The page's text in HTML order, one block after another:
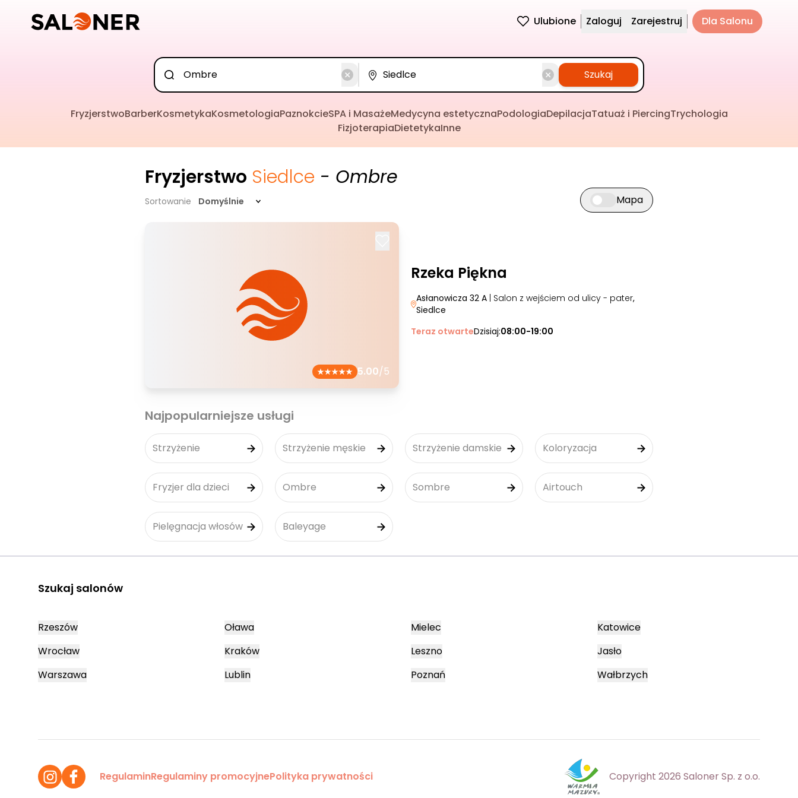
Ulubione Zaloguj Zarejestruj Dla Salonu
Szukaj
FryzjerstwoBarberKosmetykaKosmetologiaPaznokcieSPA i MasażeMedycyna estetycznaPodologiaDepilacjaTatuaż i PiercingTrychologia
FizjoterapiaDietetykaInne
Fryzjerstwo Siedlce - Ombre
Sortowanie Domyślnie Przełącz widok mapy
Mapa
5.00/5
Rzeka Piękna
Asłanowicza 32 A| Salon z wejściem od ulicy - pater,
Siedlce
Teraz otwarteDzisiaj:08:00-19:00
Najpopularniejsze usługi
Strzyżenie Strzyżenie męskie Strzyżenie damskie Koloryzacja
Fryzjer dla dzieci Ombre Sombre Airtouch
Pielęgnacja włosów Baleyage
Szukaj salonów
Rzeszów
Wrocław
Warszawa
Oława
Kraków
Lublin
Mielec
Leszno
Poznań
Katowice
Jasło
Wałbrzych
RegulaminRegulaminy promocyjnePolityka prywatności Copyright 2026 Saloner Sp. z o.o.